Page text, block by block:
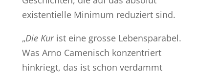
existentielle Minimum reduziert sind.
„Die Kurist eine grosse Lebensparabel.
Was Arno Camenisch konzentriert
hinkriegt, das ist schon verdammt